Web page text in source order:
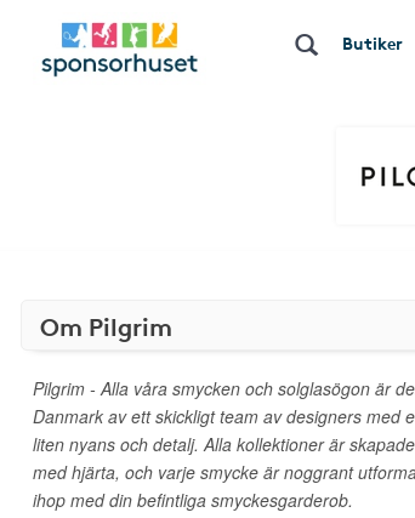
Butiker
Om Pilgrim
Pilgrim - Alla våra smycken och solglasögon är
Danmark av ett skickligt team av designers med
liten nyans och detalj. Alla kollektioner är
med hjärta, och varje smycke är noggrant
ihop med din befintliga smyckesgarderob.